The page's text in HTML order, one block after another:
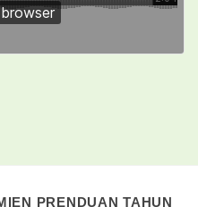
PRENDUAN TAHUN